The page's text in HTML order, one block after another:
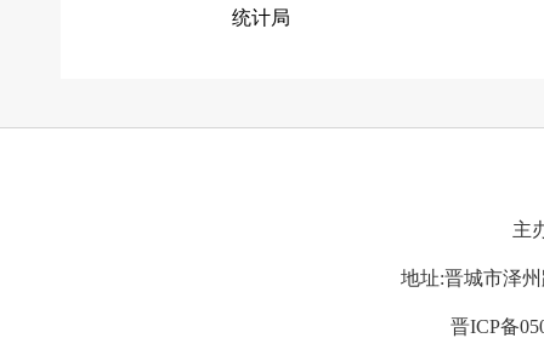
统计局
主
地址:晋城市泽州
晋ICP备